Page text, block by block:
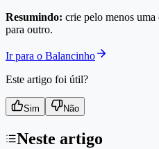
Resumindo: crie pelo menos uma
para outro.
Ir para o Balancinho
Este artigo foi útil?
Sim Não
Neste artigo